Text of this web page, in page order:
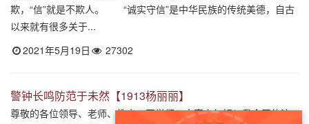
欺，“信”就是不欺人。 “诚实守信”是中华民族的传统美德，自古
以来就有很多关于...
2021年5月19日
27302
警钟长鸣防范于未然【1913杨丽丽】
尊敬的各位领导、老师、教官、同学们：大家上午好！我今天的演